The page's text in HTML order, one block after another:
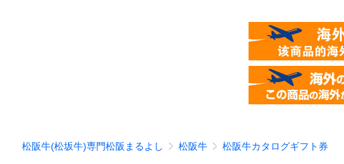
松阪牛(松坂牛)専門松阪まるよし 松阪牛 松阪牛カタログギフト券